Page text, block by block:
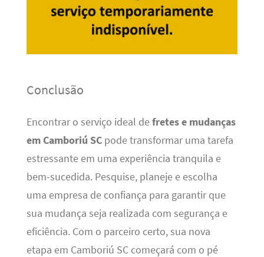
Conclusão
Encontrar o serviço ideal defretes e mudanças
em Camboriú SCpode transformar uma tarefa
estressante em uma experiência tranquila e
bem-sucedida. Pesquise, planeje e escolha
uma empresa de confiança para garantir que
sua mudança seja realizada com segurança e
eficiência. Com o parceiro certo, sua nova
etapa em Camboriú SC começará com o pé